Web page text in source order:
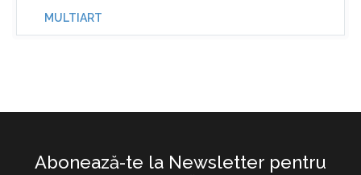
MULTIART
Abonează-te la Newsletter pentru